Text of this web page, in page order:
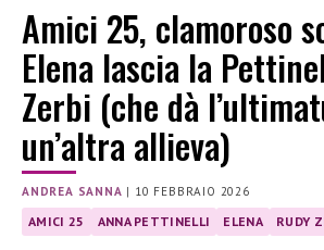
Amici 25, clamoroso
Elena lascia la
Zerbi (che dà
un’altra allieva)
ANDREA SANNA | 10 FEBBRAIO 2026
AMICI 25 ANNA PETTINELLI ELENA RUDY